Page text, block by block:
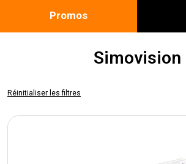
Promos
Simovision
Réinitialiser les filtres